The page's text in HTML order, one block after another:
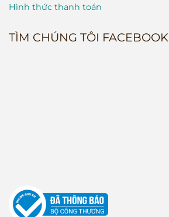
Hình thức thanh toán
TÌM CHÚNG TÔI FACEBOOK